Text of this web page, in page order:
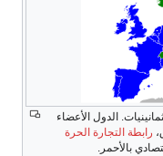
الدول الأعضاء
التجارة الحرة
بالأحمر.